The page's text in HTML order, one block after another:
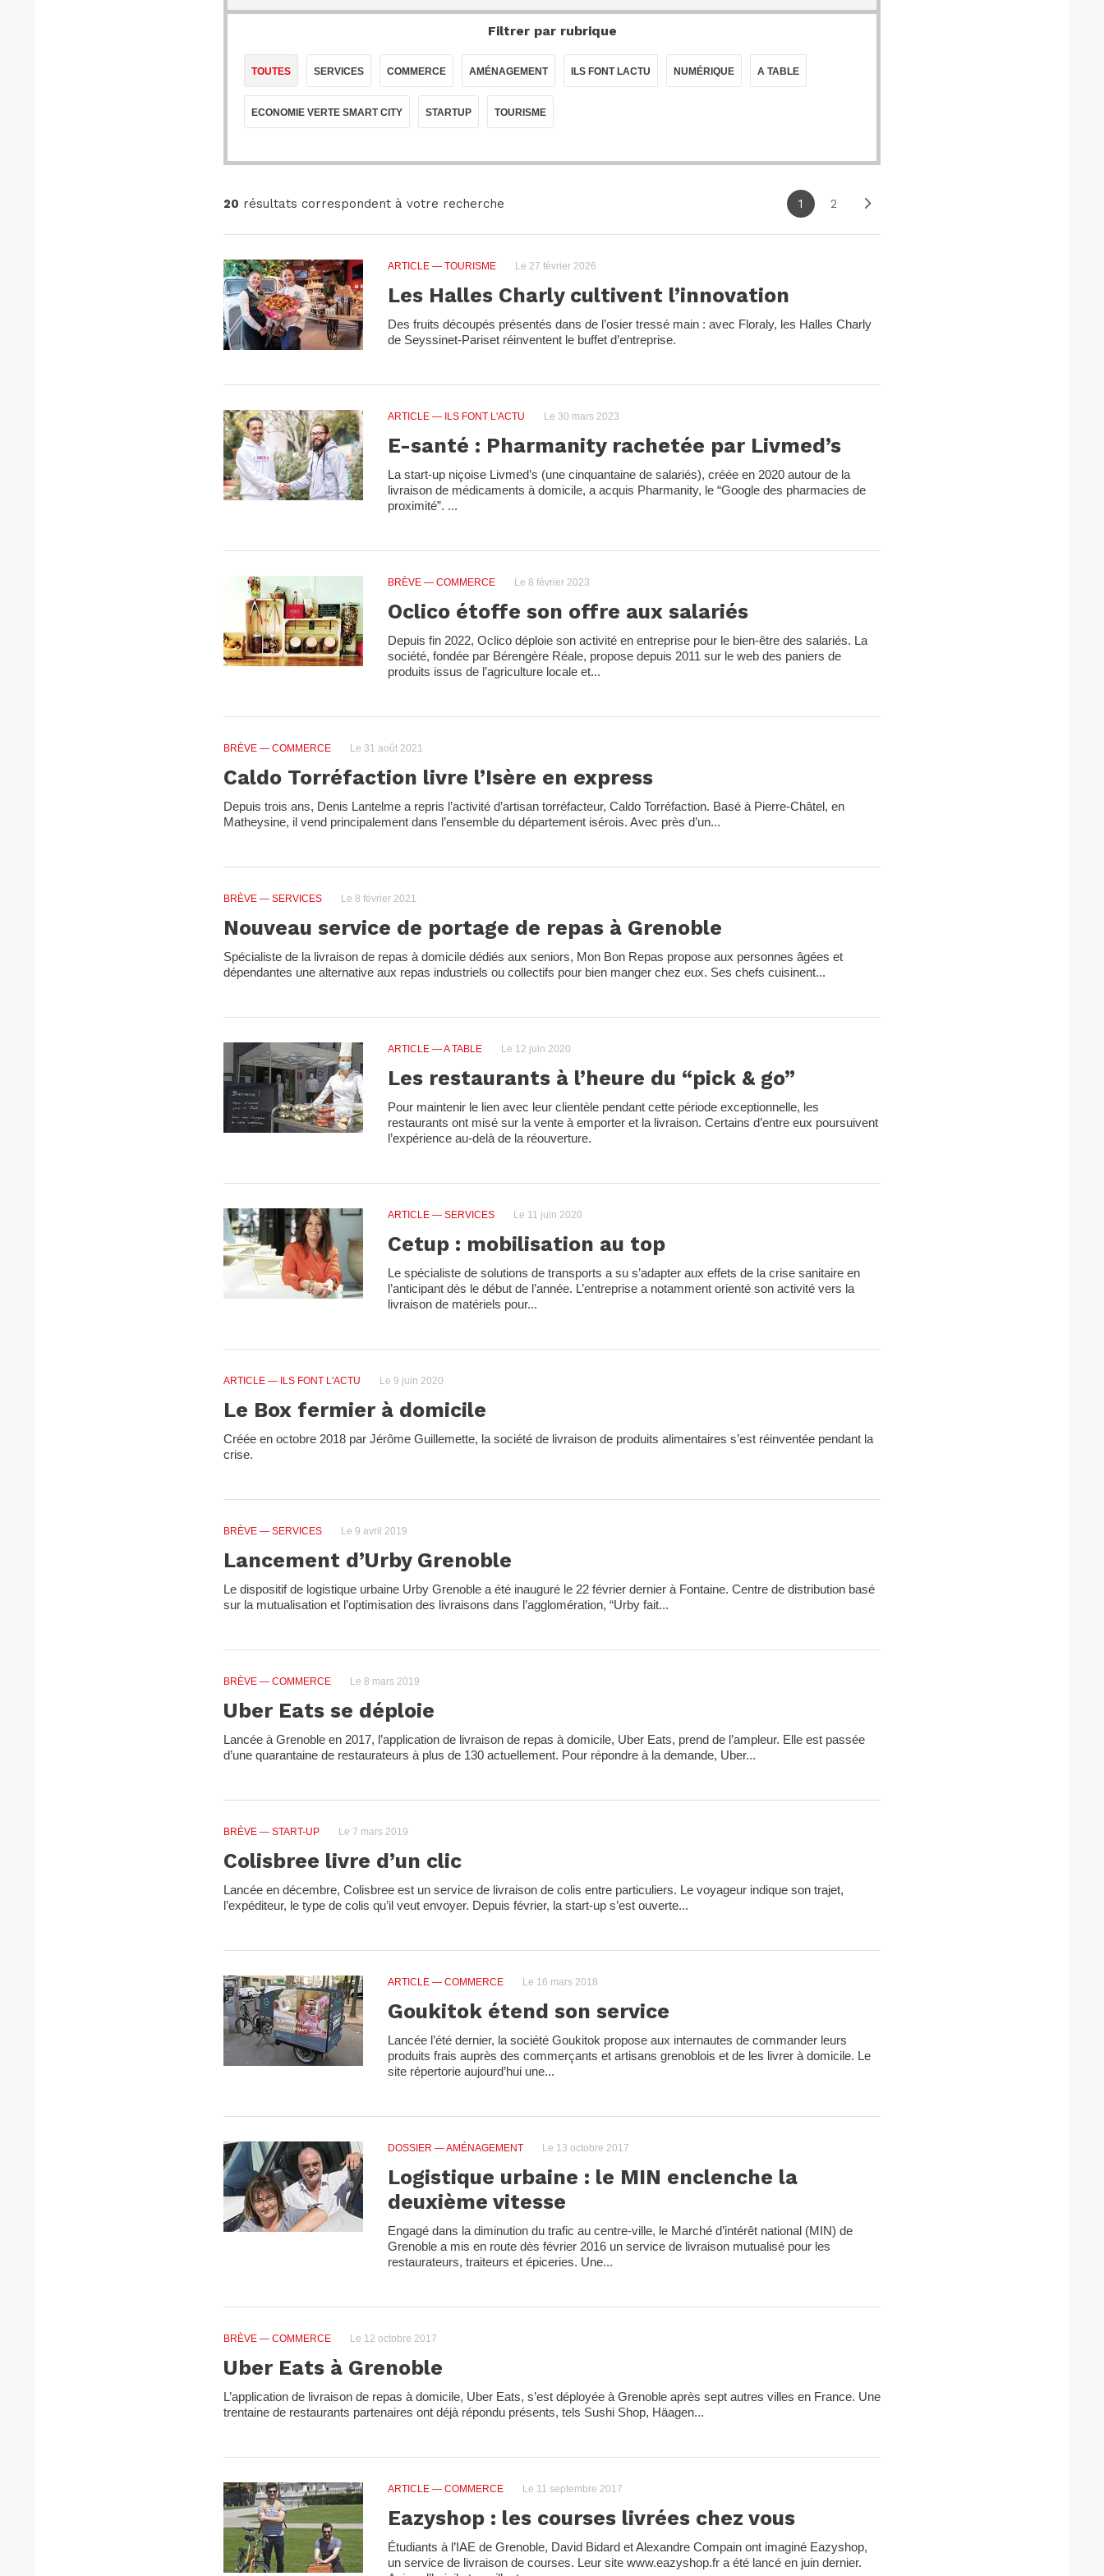
Filtrer par rubrique
TOUTES SERVICES COMMERCE AMÉNAGEMENT ILS FONT LACTU NUMÉRIQUE A TABLE
ECONOMIE VERTE SMART CITY STARTUP TOURISME
20 résultats correspondent à votre recherche 1 2
ARTICLE — TOURISME Le 27 février 2026
Les Halles Charly cultivent l’innovation
Des fruits découpés présentés dans de l’osier tressé main : avec Floraly, les Halles Charly
de Seyssinet-Pariset réinventent le buffet d’entreprise.
ARTICLE — ILS FONT L'ACTU Le 30 mars 2023
E-santé : Pharmanity rachetée par Livmed’s
La start-up niçoise Livmed’s (une cinquantaine de salariés), créée en 2020 autour de la
livraison de médicaments à domicile, a acquis Pharmanity, le “Google des pharmacies de
proximité”. ...
BRÈVE — COMMERCE Le 8 février 2023
Oclico étoffe son offre aux salariés
Depuis fin 2022, Oclico déploie son activité en entreprise pour le bien-être des salariés. La
société, fondée par Bérengère Réale, propose depuis 2011 sur le web des paniers de
produits issus de l’agriculture locale et...
BRÈVE — COMMERCE Le 31 août 2021
Caldo Torréfaction livre l’Isère en express
Depuis trois ans, Denis Lantelme a repris l’activité d’artisan torréfacteur, Caldo Torréfaction. Basé à Pierre-Châtel, en
Matheysine, il vend principalement dans l’ensemble du département isérois. Avec près d’un...
BRÈVE — SERVICES Le 8 février 2021
Nouveau service de portage de repas à Grenoble
Spécialiste de la livraison de repas à domicile dédiés aux seniors, Mon Bon Repas propose aux personnes âgées et
dépendantes une alternative aux repas industriels ou collectifs pour bien manger chez eux. Ses chefs cuisinent...
ARTICLE — A TABLE Le 12 juin 2020
Les restaurants à l’heure du “pick & go”
Pour maintenir le lien avec leur clientèle pendant cette période exceptionnelle, les
restaurants ont misé sur la vente à emporter et la livraison. Certains d’entre eux poursuivent
l’expérience au-delà de la réouverture.
ARTICLE — SERVICES Le 11 juin 2020
Cetup : mobilisation au top
Le spécialiste de solutions de transports a su s’adapter aux effets de la crise sanitaire en
l’anticipant dès le début de l’année. L’entreprise a notamment orienté son activité vers la
livraison de matériels pour...
ARTICLE — ILS FONT L'ACTU Le 9 juin 2020
Le Box fermier à domicile
Créée en octobre 2018 par Jérôme Guillemette, la société de livraison de produits alimentaires s’est réinventée pendant la
crise.
BRÈVE — SERVICES Le 9 avril 2019
Lancement d’Urby Grenoble
Le dispositif de logistique urbaine Urby Grenoble a été inauguré le 22 février dernier à Fontaine. Centre de distribution basé
sur la mutualisation et l’optimisation des livraisons dans l’agglomération, “Urby fait...
BRÈVE — COMMERCE Le 8 mars 2019
Uber Eats se déploie
Lancée à Grenoble en 2017, l’application de livraison de repas à domicile, Uber Eats, prend de l’ampleur. Elle est passée
d’une quarantaine de restaurateurs à plus de 130 actuellement. Pour répondre à la demande, Uber...
BRÈVE — START-UP Le 7 mars 2019
Colisbree livre d’un clic
Lancée en décembre, Colisbree est un service de livraison de colis entre particuliers. Le voyageur indique son trajet,
l’expéditeur, le type de colis qu’il veut envoyer. Depuis février, la start-up s’est ouverte...
ARTICLE — COMMERCE Le 16 mars 2018
Goukitok étend son service
Lancée l’été dernier, la société Goukitok propose aux internautes de commander leurs
produits frais auprès des commerçants et artisans grenoblois et de les livrer à domicile. Le
site répertorie aujourd’hui une...
DOSSIER — AMÉNAGEMENT Le 13 octobre 2017
Logistique urbaine : le MIN enclenche la
deuxième vitesse
Engagé dans la diminution du trafic au centre-ville, le Marché d’intérêt national (MIN) de
Grenoble a mis en route dès février 2016 un service de livraison mutualisé pour les
restaurateurs, traiteurs et épiceries. Une...
BRÈVE — COMMERCE Le 12 octobre 2017
Uber Eats à Grenoble
L’application de livraison de repas à domicile, Uber Eats, s’est déployée à Grenoble après sept autres villes en France. Une
trentaine de restaurants partenaires ont déjà répondu présents, tels Sushi Shop, Häagen...
ARTICLE — COMMERCE Le 11 septembre 2017
Eazyshop : les courses livrées chez vous
Étudiants à l’IAE de Grenoble, David Bidard et Alexandre Compain ont imaginé Eazyshop,
un service de livraison de courses. Leur site www.eazyshop.fr a été lancé en juin dernier.